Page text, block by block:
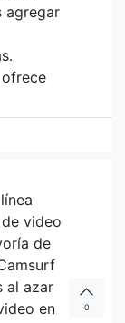
agregar
video
de
al azar
en
0